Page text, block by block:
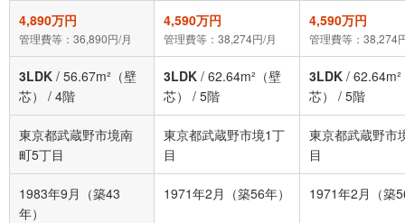
4,890万円
管理費等：36,890円/月
4,590万円
管理費等：38,274円/月
4,590万円
管理費等：38,274
3LDK / 56.67m²（壁
芯）
/ 4階
3LDK / 62.64m²（壁
芯）
/ 5階
3LDK /
芯）
/ 5階
東京都武蔵野市境南
町5丁目
東京都武蔵野市境1丁
目
東京都武蔵野市
目
1983年9月（築43
年）
1971年2月（築56年） 1971年2月（築